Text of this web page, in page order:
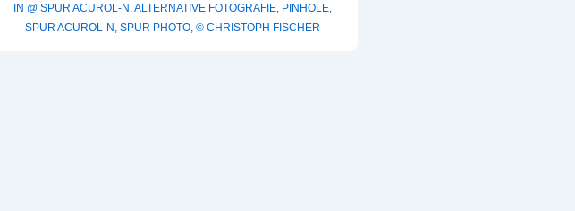
100
IN @ SPUR ACUROL-N ALTERNATIVE FOTOGRAFIE, PINHOLE,
SPUR ACUROL-N SPUR PHOTO, © CHRISTOPH FISCHER